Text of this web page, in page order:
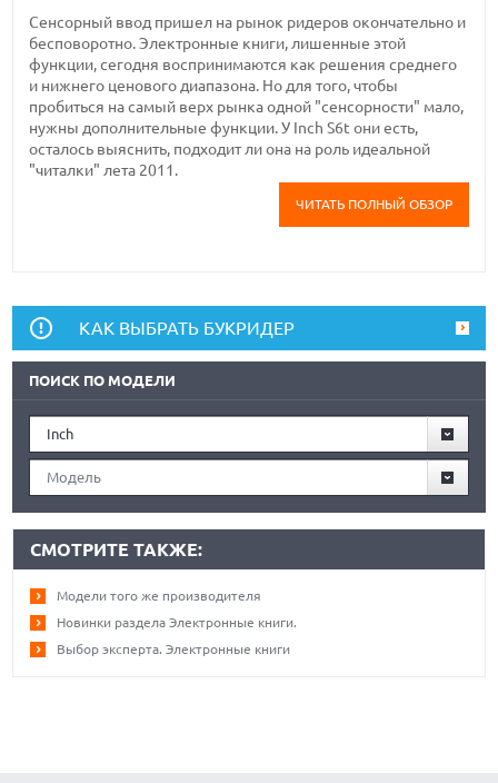
Сенсорный ввод пришел на рынок ридеров окончательно и
бесповоротно. Электронные книги, лишенные этой
функции, сегодня воспринимаются как решения среднего
и нижнего ценового диапазона. Но для того, чтобы
пробиться на самый верх рынка одной "сенсорности" мало,
нужны дополнительные функции. У Inch S6t они есть,
осталось выяснить, подходит ли она на роль идеальной
"читалки" лета 2011.
ЧИТАТЬ ПОЛНЫЙ ОБЗОР
КАК ВЫБРАТЬ БУКРИДЕР
ПОИСК ПО МОДЕЛИ
Inch
Модель
СМОТРИТЕ ТАКЖЕ:
Модели того же производителя
Новинки раздела Электронные книги.
Выбор эксперта. Электронные книги